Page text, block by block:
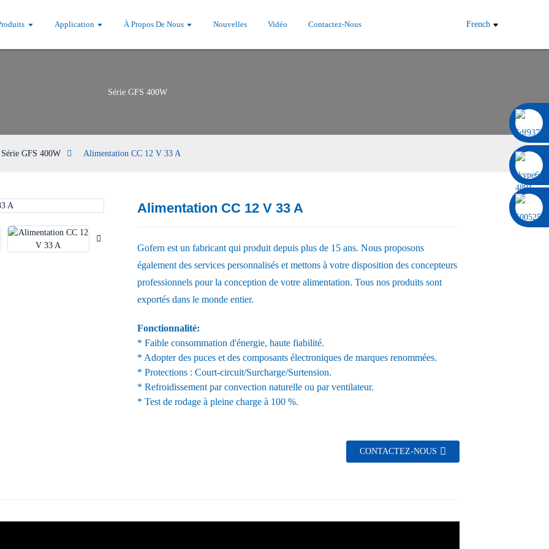
Application À Propos De Nous Nouvelles Vidéo Contactez-Nous French
Série GFS 400W
Série GFS 400W Alimentation CC 12 V 33 A
Loading...
Loading...
Alimentation CC 12 V 33 A
Gofern est un fabricant qui produit depuis plus de 15 ans. Nous proposons
également des services personnalisés et mettons à votre disposition des concepteurs
professionnels pour la conception de votre alimentation. Tous nos produits sont
exportés dans le monde entier.
Fonctionnalité:
* Faible consommation d'énergie, haute fiabilité.
* Adopter des puces et des composants électroniques de marques renommées.
* Protections : Court-circuit/Surcharge/Surtension.
* Refroidissement par convection naturelle ou par ventilateur.
* Test de rodage à pleine charge à 100 %.
CONTACTEZ-NOUS